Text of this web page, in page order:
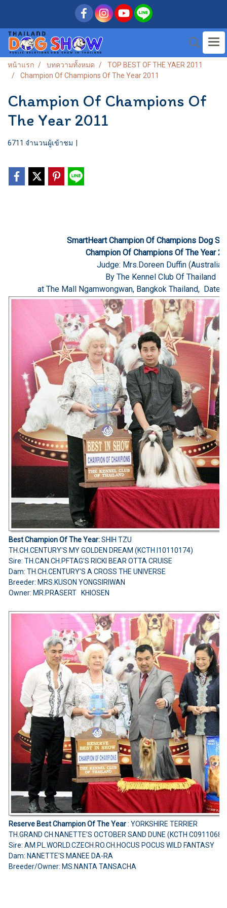
หน้าแรก บทความทั้งหมด
TOP BEST OF THE YAER 2011
Champion Of Champions Of The Year 2011
Champion Of Champions Of
The Year 2011
6711 จำนวนผู้เข้าชม
SmartHeart Champion Of Champions Dog
Champion Of Champions Of The Year
Judge: Mrs.Doreen Duffin (Australia)
By The Kennel Club Of Thailand
at The Mall Ngamwongwan, Bangkok Thailand, Date:
Best Champion Of The Year:SHIH TZU
TH.CH.CENTURY'S MY GOLDEN DREAM (KCTH I10110174)
Sire: TH.CAN.CH.PFTAG'S RICKI BEAR OTTA CRUISE
Dam: TH.CH.CENTURY'S A CROSS THE UNIVERSE
Breeder: MRS.KUSON YONGSIRIWAN
Owner: MR.PRASERT KHIOSEN
Reserve Best Champion Of The Year: YORKSHIRE TERRIER
TH.GRAND CH.NANETTE'S OCTOBER SAND DUNE (KCTH
Sire: AM.PL.WORLD.CZECH.RO.CH.HOCUS POCUS WILD FANTASY
Dam: NANETTE'S MANEE DA-RA
Breeder/Owner: MS.NANTA TANSACHA